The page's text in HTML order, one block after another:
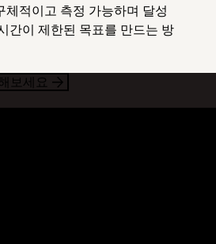
체적이고 측정 가능하며 달성
간이 제한된 목표를 만드는 방
보세요